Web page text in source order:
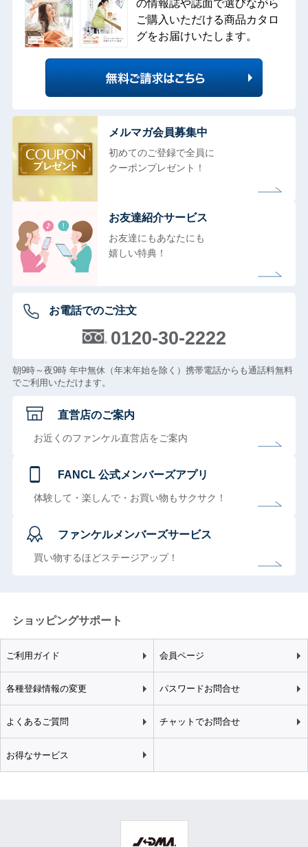
の情報誌や誌面で選びながら
ご購入いただける商品カタロ
グをお届けいたします。
メルマガ会員募集中
初めてのご登録で全員に
クーポンプレゼント！
お友達紹介サービス
お友達にもあなたにも
嬉しい特典！
お電話でのご注文
0120-30-2222
朝9時～夜9時 年中無休（年末年始を除く）携帯電話からも通話料無料
でご利用いただけます。
直営店のご案内
お近くのファンケル直営店をご案内
FANCL 公式メンバーズアプリ
体験して・楽しんで・お買い物もサクサク！
ファンケルメンバーズサービス
買い物するほどステージアップ！
ショッピングサポート
ご利用ガイド 会員ページ
各種登録情報の変更 パスワードお問合せ
よくあるご質問 チャットでお問合せ
お得なサービス